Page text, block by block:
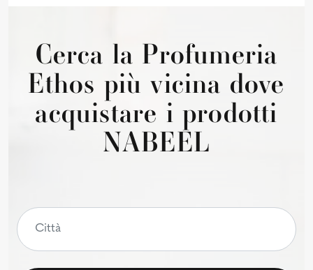
Cerca la Profumeria
Ethos più vicina dove
acquistare i prodotti
NABEEL